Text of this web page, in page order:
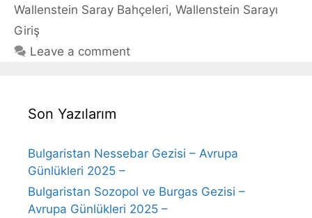
Wallenstein Saray Bahçeleri, Wallenstein Sarayı
Giriş
Leave a comment
Son Yazılarım
Bulgaristan Nessebar Gezisi – Avrupa
Günlükleri 2025 –
Bulgaristan Sozopol ve Burgas Gezisi –
Avrupa Günlükleri 2025 –